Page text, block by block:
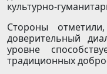
культурно-
Стороны
доверительный
уровне
традиционных